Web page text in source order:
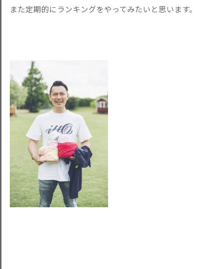
また定期的にランキングをやってみたいと思います。